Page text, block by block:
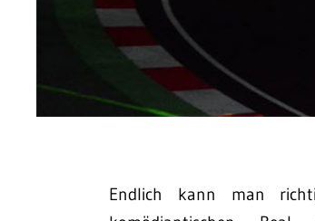
Endlich kann man